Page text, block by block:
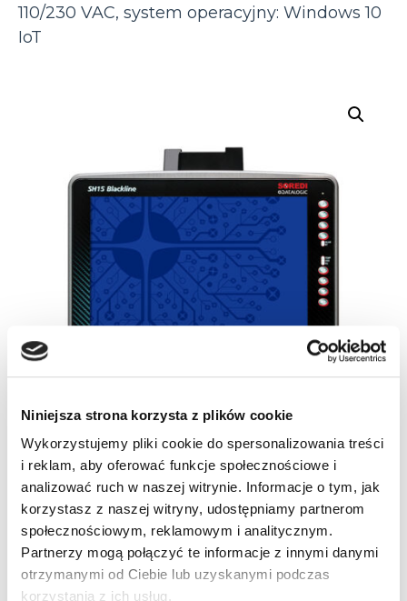
Niniejsza strona korzysta z plików cookie
Wykorzystujemy pliki cookie do spersonalizowania treści
i reklam, aby oferować funkcje społecznościowe i
analizować ruch w naszej witrynie. Informacje o tym, jak
korzystasz z naszej witryny, udostępniamy partnerom
społecznościowym, reklamowym i analitycznym.
Partnerzy mogą połączyć te informacje z innymi danymi
otrzymanymi od Ciebie lub uzyskanymi podczas
korzystania z ich usług.
110/230 VAC, system operacyjny: Windows 10
IoT